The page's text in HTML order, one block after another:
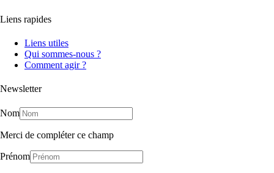
Liens rapides
Liens utiles
Qui sommes-nous ?
Comment agir ?
Newsletter
Nom
Merci de compléter ce champ
Prénom